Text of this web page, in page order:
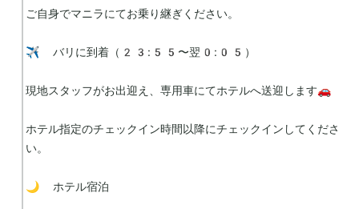
ご自身でマニラにてお乗り継ぎください。
✈️ バリに到着（23:55〜翌0:05）
現地スタッフがお出迎え、専用車にてホテルへ送迎します🚗
ホテル指定のチェックイン時間以降にチェックインしてくださ
い。
🌙 ホテル宿泊